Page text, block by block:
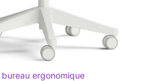
ergonomique